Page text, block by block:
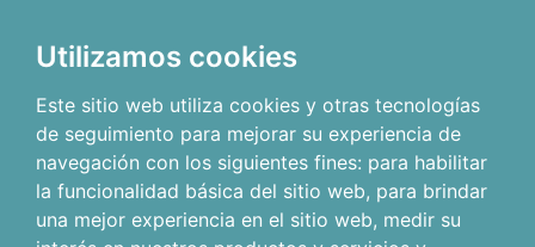
Utilizamos cookies
Este sitio web utiliza cookies y otras tecnologías
de seguimiento para mejorar su experiencia de
navegación con los siguientes fines: para habilitar
la funcionalidad básica del sitio web, para brindar
una mejor experiencia en el sitio web, medir su